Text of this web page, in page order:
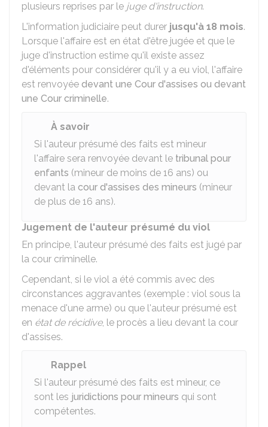
plusieurs reprises par le juge d'instruction.
L'information judiciaire peut durer jusqu'à 18 mois.
Lorsque l'affaire est en état d'être jugée et que le
juge d'instruction estime qu'il existe assez
d'éléments pour considérer qu'il y a eu viol, l'affaire
est renvoyée devant une Cour d'assises ou devant
une Cour criminelle.
À savoir
Si l'auteur présumé des faits est mineur
l'affaire sera renvoyée devant le tribunal pour
enfants (mineur de moins de 16 ans) ou
devant la cour d'assises des mineurs (mineur
de plus de 16 ans).
Jugement de l'auteur présumé du viol
En principe, l'auteur présumé des faits est jugé par
la cour criminelle.
Cependant, si le viol a été commis avec des
circonstances aggravantes (exemple : viol sous la
menace d'une arme) ou que l'auteur présumé est
en état de récidive, le procès a lieu devant la cour
d'assises.
Rappel
Si l'auteur présumé des faits est mineur, ce
sont les juridictions pour mineurs qui sont
compétentes.